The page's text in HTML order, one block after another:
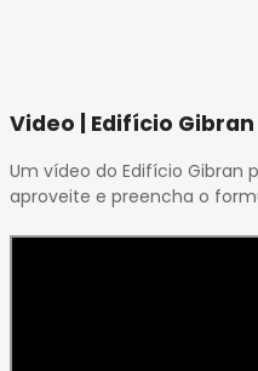
Video | Edifício Gibran
Um vídeo do Edifício Gibran
aproveite e preencha o